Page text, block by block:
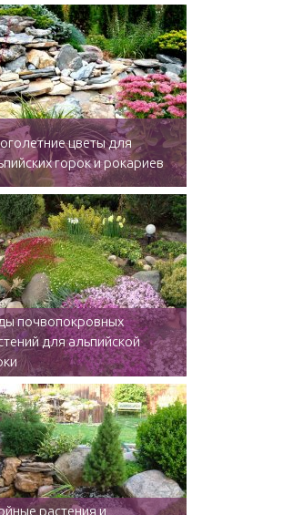
цветы для
горок и рокариев
почвопокровных
для альпийской
растения и